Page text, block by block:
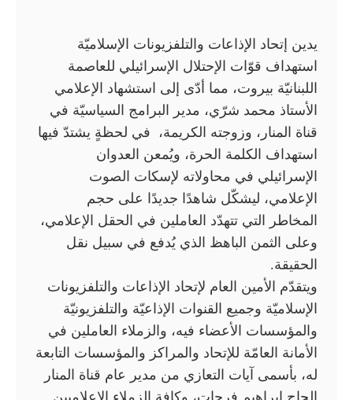
يدين إتحاد الإذاعات والتلفزيونات الإسلاميّة
استهداف قوّات الإحتلال الإسرائيلي للعاصمة
اللبنانيّة بيروت، مما أدّى إلى استشهاد الإعلامي
الأستاذ محمد شرّي، مدير البرامج السياسيّة في
قناة المنار، وزوجته الكريمة، في لحظةٍ يشتدّ فيها
استهداف الكلمة الحرة، ويُمعن العدوان
الإسرائيلي في محاولاته لإسكات الصوت
الإعلامي، ليشكّل شاهدًا جديدًا على حجم
المخاطر التي تتهدّد العاملين في الحقل الإعلامي،
وعلى الثمن الباهظ الذي يُدفع في سبيل نقل
الحقيقة.
ويتقدّم الأمين العام لإتحاد الإذاعات والتلفزيونات
الإسلاميّة وجميع القنوات الإذاعيّة والتلفزيونيّة
والمؤسسات الأعضاء فيه، والزملاء العاملين في
الأمانة العامّة للإتحاد والمراكز والمؤسسات التابعة
له، بأسمى آيات التعازي من مدير عام قناة المنار
الحاج إبراهيم فرحات، وكافة الزملاء الإعلاميين